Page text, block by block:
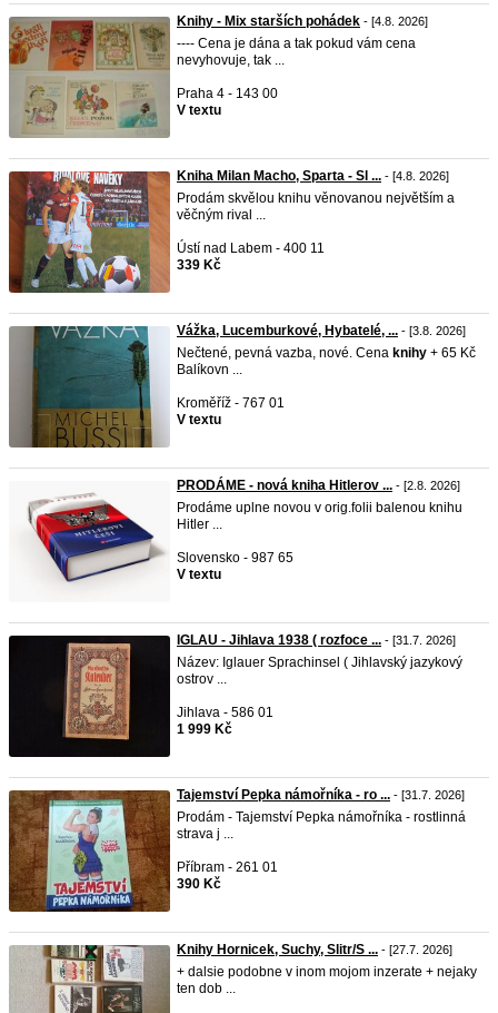
Knihy - Mix starších pohádek - [4.8. 2026]
---- Cena je dána a tak pokud vám cena
nevyhovuje, tak ...
Praha 4 - 143 00
V textu
Kniha Milan Macho, Sparta - Sl ... - [4.8. 2026]
Prodám skvělou knihu věnovanou největším a
věčným rival ...
Ústí nad Labem - 400 11
339 Kč
Vážka, Lucemburkové, Hybatelé, ... - [3.8. 2026]
Nečtené, pevná vazba, nové. Cena knihy + 65 Kč
Balíkovn ...
Kroměříž - 767 01
V textu
PRODÁME - nová kniha Hitlerov ... - [2.8. 2026]
Prodáme uplne novou v orig.folii balenou knihu
Hitler ...
Slovensko - 987 65
V textu
IGLAU - Jihlava 1938 ( rozfoce ... - [31.7. 2026]
Název: Iglauer Sprachinsel ( Jihlavský jazykový
ostrov ...
Jihlava - 586 01
1 999 Kč
Tajemství Pepka námořníka - ro ... - [31.7. 2026]
Prodám - Tajemství Pepka námořníka - rostlinná
strava j ...
Příbram - 261 01
390 Kč
Knihy Hornicek, Suchy, Slitr/S ... - [27.7. 2026]
+ dalsie podobne v inom mojom inzerate + nejaky
ten dob ...